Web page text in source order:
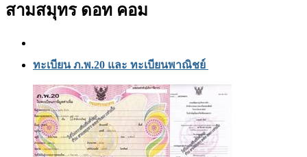
สามสมุทร ดอท คอม
ทะเบียน ภ.พ.20 และ ทะเบียนพาณิชย์